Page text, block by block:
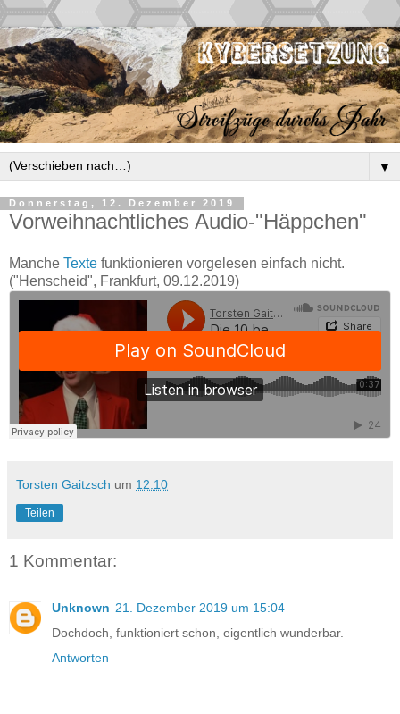
▼
Donnerstag, 12. Dezember 2019
Vorweihnachtliches Audio-"Häppchen"
Manche Texte funktionieren vorgelesen einfach nicht.
("Henscheid", Frankfurt, 09.12.2019)
Torsten Gaitzsch um 12:10
Teilen
1 Kommentar:
Unknown 21. Dezember 2019 um 15:04
Dochdoch, funktioniert schon, eigentlich wunderbar.
Antworten